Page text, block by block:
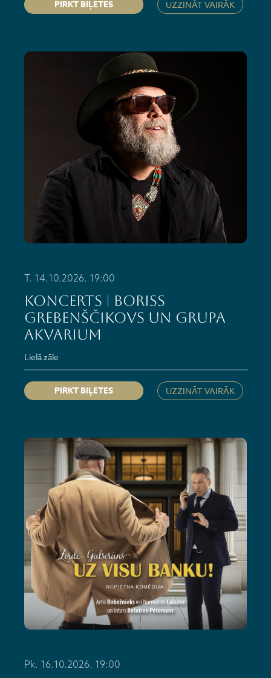
PIRKT BIĻETES UZZINĀT VAIRĀK
T. 14.10.2026. 19:00
KONCERTS | BORISS
GREBENŠČIKOVS un grupa
AKVARIUM
Lielā zāle
PIRKT BIĻETES UZZINĀT VAIRĀK
Pk. 16.10.2026. 19:00